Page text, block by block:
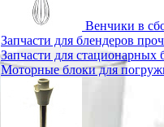
Венчики в
Запчасти для блендеров
Запчасти для стационарных
Моторные блоки для